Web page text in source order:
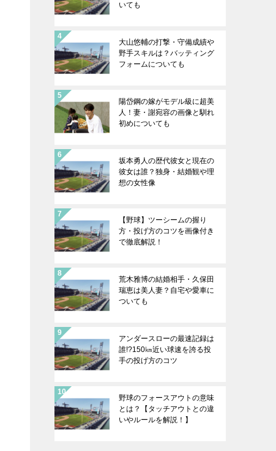
いても
大山悠輔の打撃・守備成績や
野手スキルは？バッティング
フォームについても
陽岱鋼の嫁がモデル級に超美
人！妻・謝宛容の画像と馴れ
初めについても
坂本勇人の歴代彼女と現在の
彼女は誰？独身・結婚観や理
想の女性像
【野球】ツーシームの握り
方・投げ方のコツを画像付き
で徹底解説！
荒木雅博の結婚相手・久保田
瑞恵は美人妻？自宅や愛車に
ついても
アンダースローの最速記録は
誰!?150㎞近い球速を誇る投
手の投げ方のコツ
野球のフォースアウトの意味
とは？【タッチアウトとの違
いやルールを解説！】